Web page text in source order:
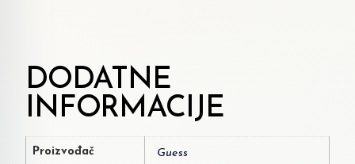
DODATNE
INFORMACIJE
Proizvođač Guess